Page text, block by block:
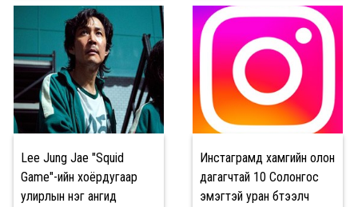
Lee Jung Jae "Squid
Game"-ийн хоёрдугаар
улирлын нэг ангид
Инстаграмд хамгийн олон
дагагчтай 10 Солонгос
эмэгтэй уран бүтээлч